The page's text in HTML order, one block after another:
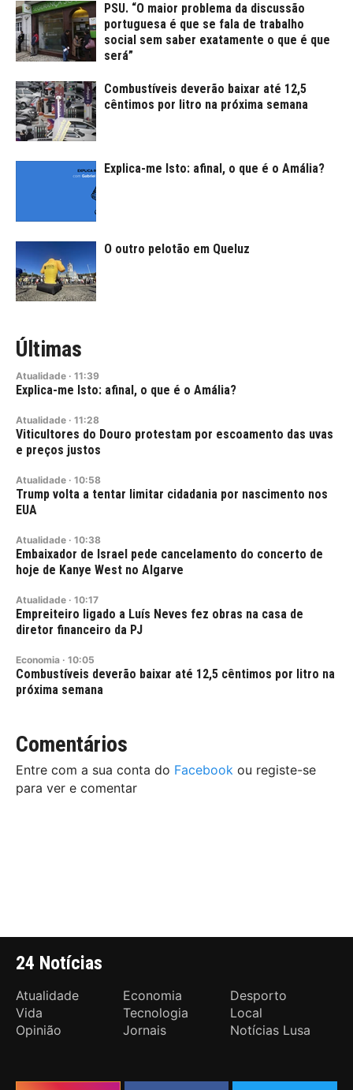
PSU. “O maior problema da discussão
portuguesa é que se fala de trabalho
social sem saber exatamente o que é que
será”
Combustíveis deverão baixar até 12,5
cêntimos por litro na próxima semana
Explica-me Isto: afinal, o que é o Amália?
O outro pelotão em Queluz
Últimas
Atualidade · 11:39
Explica-me Isto: afinal, o que é o Amália?
Atualidade · 11:28
Viticultores do Douro protestam por escoamento das uvas
e preços justos
Atualidade · 10:58
Trump volta a tentar limitar cidadania por nascimento nos
EUA
Atualidade · 10:38
Embaixador de Israel pede cancelamento do concerto de
hoje de Kanye West no Algarve
Atualidade · 10:17
Empreiteiro ligado a Luís Neves fez obras na casa de
diretor financeiro da PJ
Economia · 10:05
Combustíveis deverão baixar até 12,5 cêntimos por litro na
próxima semana
Comentários
Entre com a sua conta do Facebook ou registe-se
para ver e comentar
24 Notícias
Atualidade Economia
Desporto
Vida
Tecnologia
Local
Opinião
Jornais Notícias Lusa